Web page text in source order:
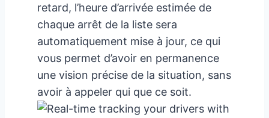
retard, l’heure d’arrivée estimée de
chaque arrêt de la liste sera
automatiquement mise à jour, ce qui
vous permet d’avoir en permanence
une vision précise de la situation, sans
avoir à appeler qui que ce soit.